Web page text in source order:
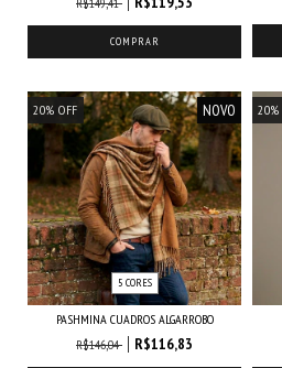
COMPRAR
20% OFF NOVO
5 CORES
PASHMINA CUADROS ALGARROBO
R$146,04
R$116,83
20%